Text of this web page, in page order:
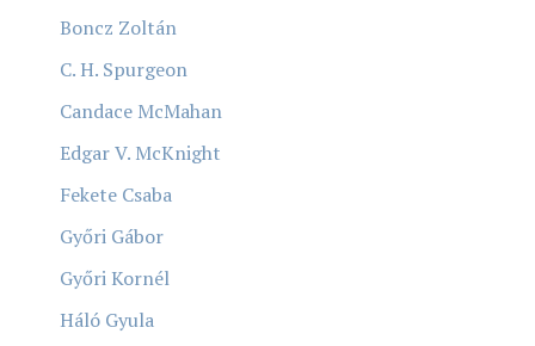
Boncz Zoltán
C. H. Spurgeon
Candace McMahan
Edgar V. McKnight
Fekete Csaba
Győri Gábor
Győri Kornél
Háló Gyula